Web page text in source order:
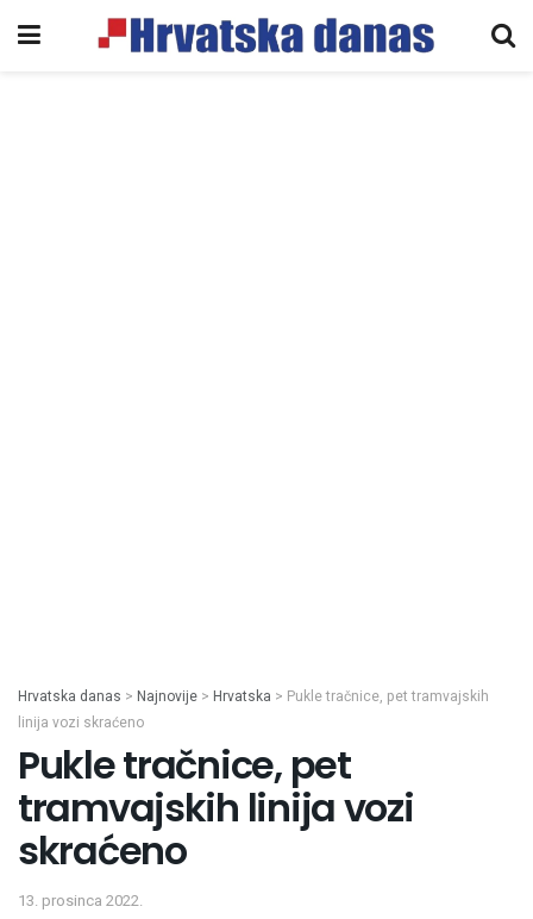
Hrvatska danas > Najnovije > Hrvatska > Pukle tračnice, pet tramvajskih
linija vozi skraćeno
Pukle tračnice, pet
tramvajskih linija vozi
skraćeno
13. prosinca 2022.